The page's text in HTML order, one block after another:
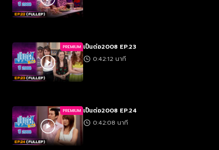
PREMIUM เป็นต่อ2008 EP.23
0:42:12 นาที
PREMIUM เป็นต่อ2008 EP.24
0:42:08 นาที